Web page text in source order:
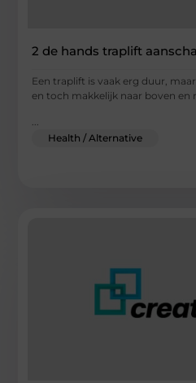
2 de hands traplift
Een traplift is vaak erg duur,
en toch makkelijk naar boven en
...
Health / Alternative